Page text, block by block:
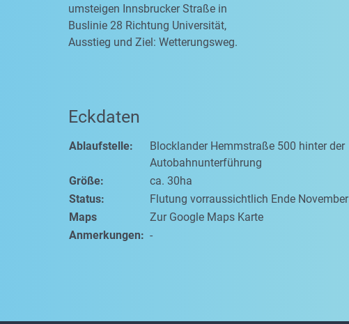
umsteigen Innsbrucker Straße in
Buslinie 28 Richtung Universität,
Ausstieg und Ziel: Wetterungsweg.
Eckdaten
Ablaufstelle:
Blocklander Hemmstraße 500 hinter der
Autobahnunterführung
Größe:
ca. 30ha
Status:
Flutung vorraussichtlich Ende November
Maps
Zur Google Maps Karte
Anmerkungen: -